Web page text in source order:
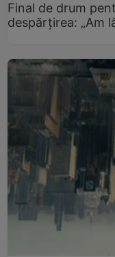
Final de drum
despărțirea: „Am